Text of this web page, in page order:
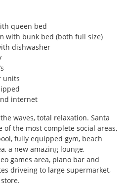
queen bed
with bunk bed (both full size)
dishwasher
units
internet
waves, total relaxation. Santa
of the most complete social areas,
fully equipped gym, beach
a new amazing lounge,
games area, piano bar and
driveing to large supermarket,